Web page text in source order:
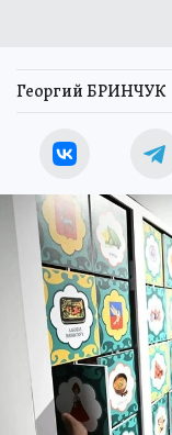
Георгий БРИНЧУК